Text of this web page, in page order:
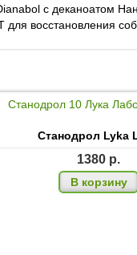
с деканоатом
восстановления
Станодрол Lyka
1380 р.
В корзину